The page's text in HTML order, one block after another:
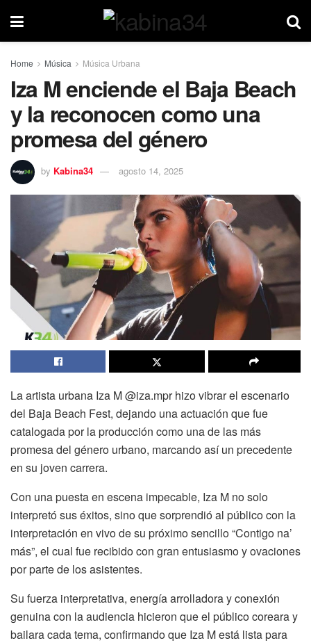
Home Música Música Urbana
Iza M enciende el Baja Beach
y la reconocen como una
promesa del género
by Kabina34 agosto 14, 2025
La artista urbana Iza M @iza.mpr hizo vibrar el escenario
del Baja Beach Fest, dejando una actuación que fue
catalogada por la producción como una de las más
promesa del género urbano, marcando así un precedente
en su joven carrera.
Con una puesta en escena impecable, Iza M no solo
interpretó sus éxitos, sino que sorprendió al público con la
interpretación en vivo de su próximo sencillo “Contigo na’
más”, el cual fue recibido con gran entusiasmo y ovaciones
por parte de los asistentes.
Su fuerza interpretativa, energía arrolladora y conexión
genuina con la audiencia hicieron que el público coreara y
bailara cada tema, confirmando que Iza M está lista para